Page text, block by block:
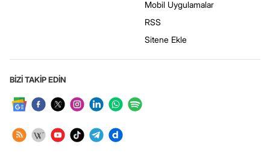
Mobil Uygulamalar
RSS
Sitene Ekle
BİZİ TAKİP EDİN